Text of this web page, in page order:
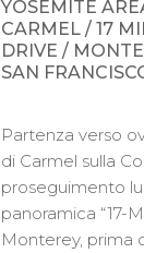
YOSEMITE
CARMEL / 17
DRIVE /
SAN
Partenza verso
di Carmel sulla
proseguimento
panoramica “17-
Monterey, prima